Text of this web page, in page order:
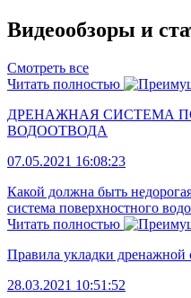
Видеообзоры и
Смотреть все
Читать полностью
ДРЕНАЖНАЯ СИСТЕМА
ВОДООТВОДА
07.05.2021 16:08:23
Какой должна быть
система поверхностного
Читать полностью
Правила укладки дренажной
28.03.2021 10:51:52